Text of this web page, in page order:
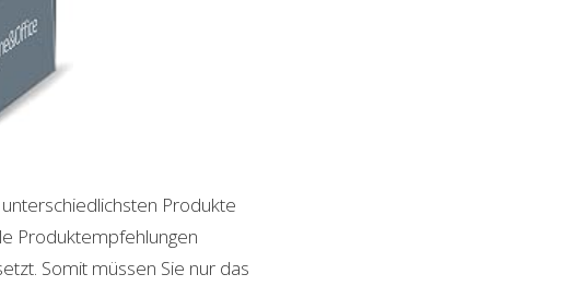
Produkte
Produktempfehlungen
Somit müssen Sie nur das